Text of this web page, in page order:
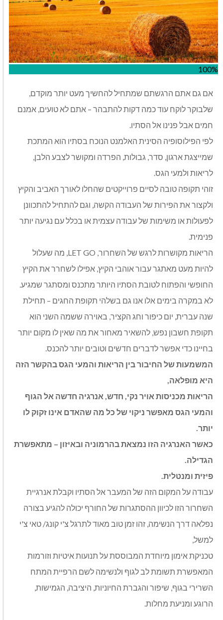
100%
אם גם אתם הרגשתם שמתחיל להחשיך מעט יותר מוקדם,
שלבוקר לוקח עוד כמה דקות להתבהר – אתם לא טועים, אמנם
חמים אבל פנינו אל הסתיו.
לפי הפילוסופיה הסינית האלמנט הנוכח בסתיו הוא המתכת
שמייצגת ארגון, סדר, גבולות, הפרדה ומקושר לצבע הלבן,
לריאות ולמעי הגס.
זוהי תקופה טובה לסיים פרוייקטים שהחלו לאורך האביב והקיץ
ולקצור את הפירות של העבודה הקשה, וגם להתחיל להתכוונן
לפעולות או משימות של עבודה עצמית או בכלל עם נגיעה יותר
פנימית.
הריאות מקושרות לרגש של השחרור, LET GO, מה שעלול
להיות מעט מאתגר עבור אוהבי הקיץ, אפילו לשחרר את הקיץ
החופשי והפתוח לטובת הסתיו היותר מתכנס ומסתגר שמגיע.
לא במקרה בימים אלו אנו גם בשלהי תקופת החגים – תחילת
שנה עברית, יום כיפור וחג הקציר, באוירה ששמה השני הוא
תקופת חשבון נפש, להשאיר מאחור את מה שאין לו מקום יותר
בחיינו כדי אפשר לדברים חדשים וטובים יותר להכנס.
המשמעותשל החיבורבין הריאות והמעי הגסבהקשר הזה
היא מופלאה,
הריאות מכניסות אויר נקי, חדש, אנרגיה חדשה אל הגוף
והמעי הגס מאפשר ניקוי של כל מה שהאדם אינו זקוק לו
יותר.
כאשר האנרגיה הזו נמצאתבהרמוניה ובאיזון – מתאפשרת
הגדילה.
פיזית ומנטלית.
עבודה על המקום הזה של המעבר אל הסתיו וקבלת אנרגיית
השחרור הזו לכיוון ההסתגרות של החורף יכולה להגיע בצורה
נפלאה דרך הנשימה, זהו זמן טוב מאוד לתרגל צ'י קונג/ טאי צ'י
למשל,
טכניקת אימון מיוחדת המבוססת על תנועות איטיות וזורמות
המאפשרת תשומת לב לגוף ולנשימה לשם הרפיית המתח
השרירי בגוף, שיפור והגברת החיוניות, היציבה, הגמישות,
הרוגע ומניעת מחלות.